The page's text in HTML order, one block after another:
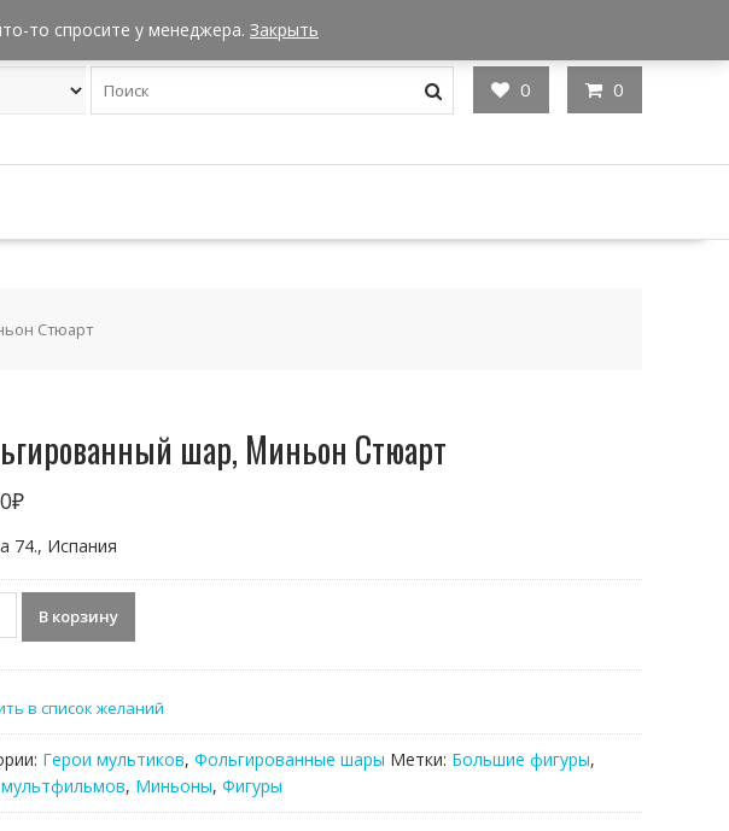
0 0
Стюарт
шар, Миньон Стюарт
₽
74., Испания
В корзину
в список желаний
Герои мультиков, Фольгированные шары Метки: Большие фигуры,
, Миньоны, Фигуры
то спросите у менеджера. Закрыть